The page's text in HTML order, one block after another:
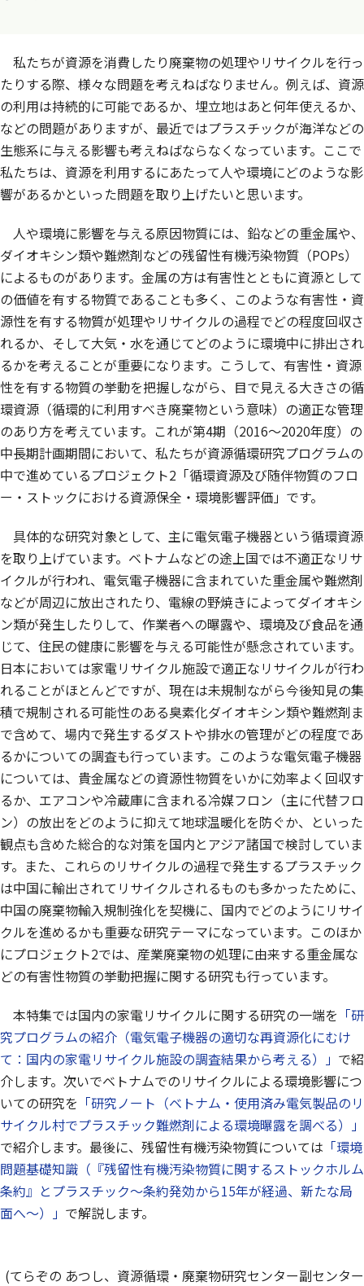
私たちが資源を消費したり廃棄物の処理やリサイクルを行っ
たりする際、様々な問題を考えねばなりません。例えば、資源
の利用は持続的に可能であるか、埋立地はあと何年使えるか、
などの問題がありますが、最近ではプラスチックが海洋などの
生態系に与える影響も考えねばならなくなっています。ここで
私たちは、資源を利用するにあたって人や環境にどのような影
響があるかといった問題を取り上げたいと思います。
人や環境に影響を与える原因物質には、鉛などの重金属や、
ダイオキシン類や難燃剤などの残留性有機汚染物質（POPs）
によるものがあります。金属の方は有害性とともに資源として
の価値を有する物質であることも多く、このような有害性・資
源性を有する物質が処理やリサイクルの過程でどの程度回収さ
れるか、そして大気・水を通じてどのように環境中に排出され
るかを考えることが重要になります。こうして、有害性・資源
性を有する物質の挙動を把握しながら、目で見える大きさの循
環資源（循環的に利用すべき廃棄物という意味）の適正な管理
のあり方を考えています。これが第4期（2016～2020年度）の
中長期計画期間において、私たちが資源循環研究プログラムの
中で進めているプロジェクト2「循環資源及び随伴物質のフロ
ー・ストックにおける資源保全・環境影響評価」です。
具体的な研究対象として、主に電気電子機器という循環資源
を取り上げています。ベトナムなどの途上国では不適正なリサ
イクルが行われ、電気電子機器に含まれていた重金属や難燃剤
などが周辺に放出されたり、電線の野焼きによってダイオキシ
ン類が発生したりして、作業者への曝露や、環境及び食品を通
じて、住民の健康に影響を与える可能性が懸念されています。
日本においては家電リサイクル施設で適正なリサイクルが行わ
れることがほとんどですが、現在は未規制ながら今後知見の集
積で規制される可能性のある臭素化ダイオキシン類や難燃剤ま
で含めて、場内で発生するダストや排水の管理がどの程度であ
るかについての調査も行っています。このような電気電子機器
については、貴金属などの資源性物質をいかに効率よく回収す
るか、エアコンや冷蔵庫に含まれる冷媒フロン（主に代替フロ
ン）の放出をどのように抑えて地球温暖化を防ぐか、といった
観点も含めた総合的な対策を国内とアジア諸国で検討していま
す。また、これらのリサイクルの過程で発生するプラスチック
は中国に輸出されてリサイクルされるものも多かったために、
中国の廃棄物輸入規制強化を契機に、国内でどのようにリサイ
クルを進めるかも重要な研究テーマになっています。このほか
にプロジェクト2では、産業廃棄物の処理に由来する重金属な
どの有害性物質の挙動把握に関する研究も行っています。
本特集では国内の家電リサイクルに関する研究の一端を 「研
究プログラムの紹介（電気電子機器の適切な再資源化にむけ
て：国内の家電リサイクル施設の調査結果から考える）」 で紹
介します。次いでベトナムでのリサイクルによる環境影響につ
いての研究を 「研究ノート（ベトナム・使用済み電気製品のリ
サイクル村でプラスチック難燃剤による環境曝露を調べる）」
で紹介します。最後に、残留性有機汚染物質については 「環境
問題基礎知識（『残留性有機汚染物質に関するストックホルム
条約』とプラスチック～条約発効から15年が経過、新たな局
面へ～）」 で解説します。
(てらぞの あつし、資源循環・廃棄物研究センター副センター